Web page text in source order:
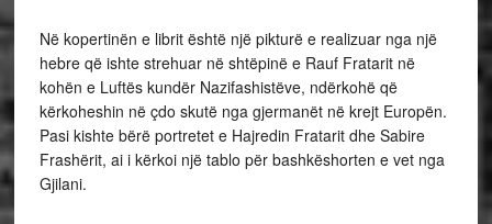
Në kopertinën e librit është një pikturë e realizuar nga një
hebre që ishte strehuar në shtëpinë e Rauf Fratarit në
kohën e Luftës kundër Nazifashistëve, ndërkohë që
kërkoheshin në çdo skutë nga gjermanët në krejt Europën.
Pasi kishte bërë portretet e Hajredin Fratarit dhe Sabire
Frashërit, ai i kërkoi një tablo për bashkëshorten e vet nga
Gjilani.